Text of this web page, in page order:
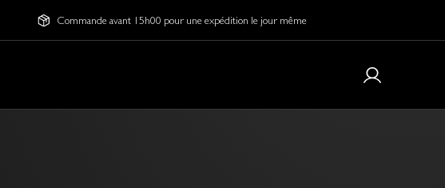
Commande avant 15h00 pour une expédition le jour même